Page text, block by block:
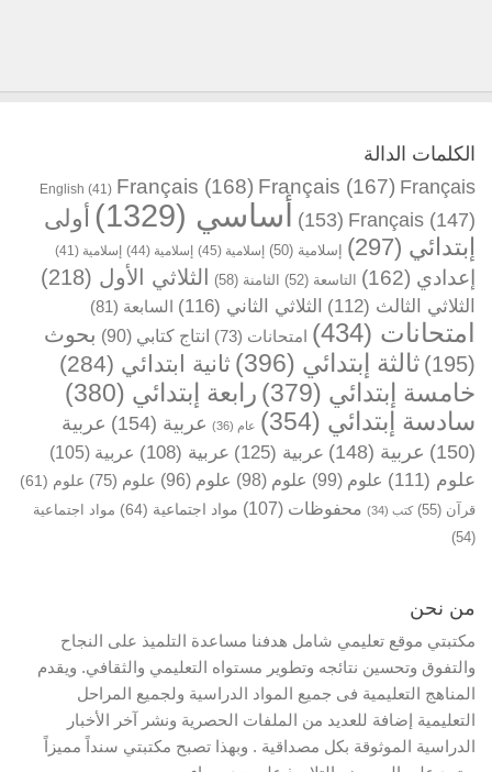
الكلمات الدالة
English (41) Français (168) Français (167) Français
(153) Français (147) أساسي (1329)
أولى
إبتدائي (297) إسلامية (50) إسلامية (45) إسلامية (44) إسلامية (41)
إعدادي (162) التاسعة (52) الثامنة (58) الثلاثي الأول (218)
الثلاثي الثالث (112) الثلاثي الثاني (116) السابعة (81)
امتحانات (434) امتحانات (73) انتاج كتابي (90)
بحوث
(195)
ثالثة إبتدائي (396) ثانية ابتدائي (284)
خامسة إبتدائي (379) رابعة إبتدائي (380)
سادسة إبتدائي (354) عام (36) عربية (154)
عربية
(150)
عربية (148) عربية (125) عربية (108) عربية (105)
علوم (111) علوم (99) علوم (98) علوم (96) علوم (75) علوم (61)
قرآن (55) كتب (34) محفوظات (107) مواد اجتماعية (64)
مواد اجتماعية
(54)
من نحن
مكتبتي موقع تعليمي شامل هدفنا مساعدة التلميذ على النجاح
والتفوق وتحسين نتائجه وتطوير مستواه التعليمي والثقافي. ويقدم
المناهج التعليمية فى جميع المواد الدراسية ولجميع المراحل
التعليمية إضافة للعديد من الملفات الحصرية ونشر آخر الأخبار
الدراسية الموثوقة بكل مصداقية . وبهذا تصبح مكتبتي سنداً مميزاً